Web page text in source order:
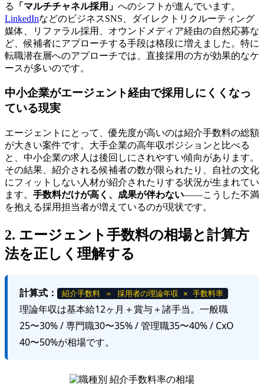
る
「マルチチャネル採用」 へのシフトが進んでいます。
LinkedInなどのビジネスSNS、ダイレクトリクルーティング
媒体、リファラル採用、オウンドメディア経由の自然応募な
ど、候補者にアプローチする手段は格段に増えました。特に
転職潜在層へのアプローチでは、直接採用の方が効果的なケ
ースが多いのです。
中小企業がエージェント経由で採用しにくくなっ
ている現実
エージェントにとって、優先度が高いのは紹介手数料の総額
が大きい案件です。大手企業の高年収ポジションと比べる
と、中小企業の求人は後回しにされやすい傾向があります。
その結果、紹介される候補者の数が限られたり、自社の文化
にフィットしない人材が紹介されたりする状況が生まれてい
ます。 手数料だけが高く、成果が伴わない——こうした不満
を抱える採用担当者が増えているのが現状です。
2. エージェント手数料の相場と計算方
法を正しく理解する
計算式： 紹介手数料 ＝ 採用者の理論年収 × 手数料率
理論年収は基本給12ヶ月＋賞与＋諸手当。一般職
25〜30% / 専門職30〜35% / 管理職35〜40% / CxO
40〜50%が相場です。